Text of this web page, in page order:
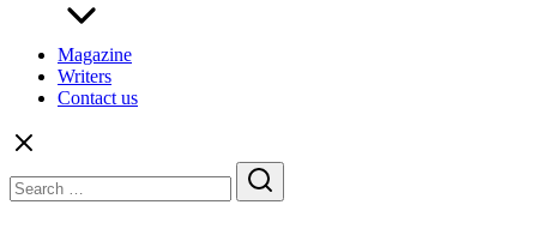
Magazine
Writers
Contact us
for: